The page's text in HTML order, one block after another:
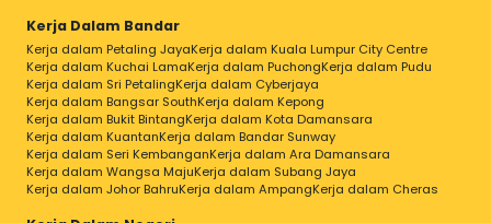
Kerja Dalam Bandar
Kerja dalam Petaling JayaKerja dalam Kuala Lumpur City Centre
Kerja dalam Kuchai LamaKerja dalam PuchongKerja dalam Pudu
Kerja dalam Sri PetalingKerja dalam Cyberjaya
Kerja dalam Bangsar SouthKerja dalam Kepong
Kerja dalam Bukit BintangKerja dalam Kota Damansara
Kerja dalam KuantanKerja dalam Bandar Sunway
Kerja dalam Seri KembanganKerja dalam Ara Damansara
Kerja dalam Wangsa MajuKerja dalam Subang Jaya
Kerja dalam Johor BahruKerja dalam AmpangKerja dalam Cheras